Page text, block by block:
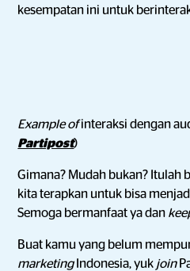
kesempatan ini untuk
Example ofinteraksi dengan
Partipost)
Gimana? Mudah bukan? Itulah
kita terapkan untuk bisa
Semoga bermanfaat ya dan
Buat kamu yang belum
marketing Indonesia, yuk join